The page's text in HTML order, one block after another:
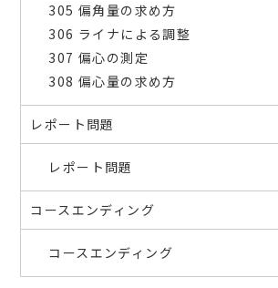
305 偏角量の求め方
306 ライナによる調整
307 偏心の測定
308 偏心量の求め方
レポート問題
レポート問題
コースエンディング
コースエンディング